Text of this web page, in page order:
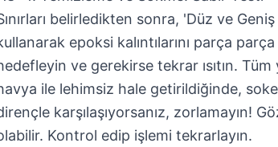
belirledikten sonra, 'Düz ve
epoksi kalıntılarını parça
ve gerekirse tekrar ısıtın.
ile lehimsiz hale getirildiğinde,
karşılaşıyorsanız, zorlamayın!
Kontrol edip işlemi tekrarlayın.